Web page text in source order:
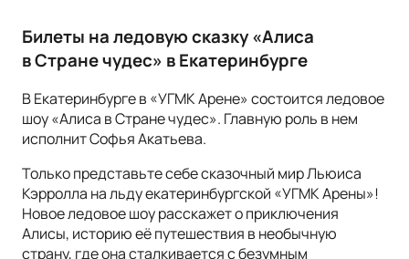
Билеты на ледовую сказку «Алиса
в Стране чудес» в Екатеринбурге
В Екатеринбурге в «УГМК Арене» состоится ледовое
шоу «Алиса в Стране чудес». Главную роль в нем
исполнит Софья Акатьева.
Только представьте себе сказочный мир Льюиса
Кэрролла на льду екатеринбургской «УГМК Арены»!
Новое ледовое шоу расскажет о приключения
Алисы, историю её путешествия в необычную
страну, где она сталкивается с безумным